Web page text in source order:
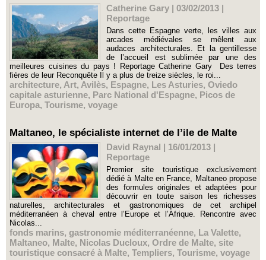
Catherine Gary | 03/02/2013 |
Reportage
Dans cette Espagne verte, les villes aux
arcades médiévales se mêlent aux
audaces architecturales. Et la gentillesse
de l’accueil est sublimée par une des
meilleures cuisines du pays ! Reportage Catherine Gary Des terres
fières de leur Reconquête Il y a plus de treize siècles, le roi...
architecture, Art, Avilès, Espagne, Les Asturies, Oviedo
capitale asturienne, Parc National d'Espagne, Picos de
Europa, Tourisme, voyage
Maltaneo, le spécialiste internet de l’ile de Malte
David Raynal | 16/01/2013 |
Reportage
Premier site touristique exclusivement
dédié à Malte en France, Maltaneo propose
des formules originales et adaptées pour
découvrir en toute saison les richesses
naturelles, architecturales et gastronomiques de cet archipel
méditerranéen à cheval entre l’Europe et l’Afrique. Rencontre avec
Nicolas...
fonds marins, gastronomie méditerranéenne, La Valette,
Maltaneo, Malte, Nicolas Ducloux, Ordre de Malte, site
touristique consacré à Malte, Templiers, Tourisme, voyage